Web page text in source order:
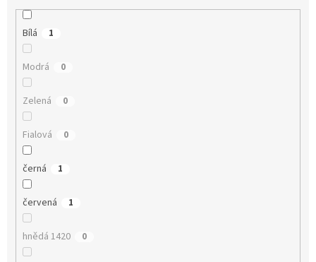
Bílá 1
Modrá 0
Zelená 0
Fialová 0
černá 1
červená 1
hnědá 1420 0